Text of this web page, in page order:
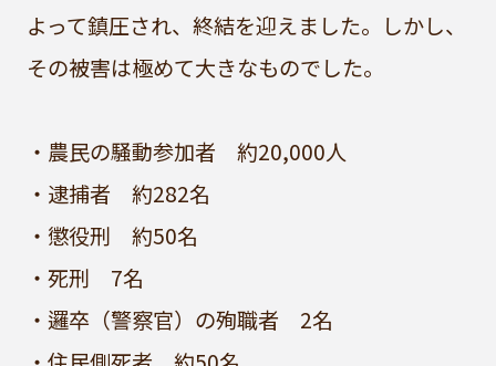
よって鎮圧され、終結を迎えました。しかし、
その被害は極めて大きなものでした。
・農民の騒動参加者 約20,000人
・逮捕者 約282名
・懲役刑 約50名
・死刑 7名
・邏卒（警察官）の殉職者 2名